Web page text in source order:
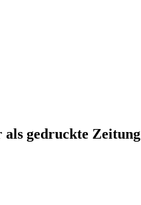
gedruckte Zeitung